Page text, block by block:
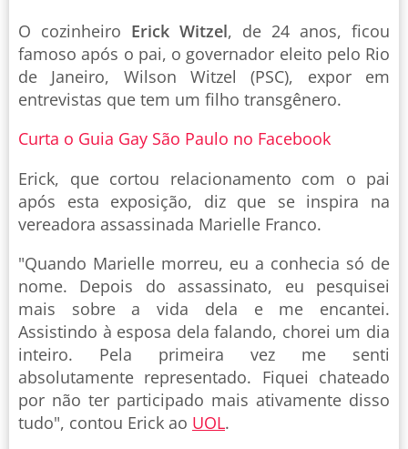
O cozinheiro Erick Witzel, de 24 anos, ficou
famoso após o pai, o governador eleito pelo Rio
de Janeiro, Wilson Witzel (PSC), expor em
entrevistas que tem um filho transgênero.
Curta o Guia Gay São Paulo no Facebook
Erick, que cortou relacionamento com o pai
após esta exposição, diz que se inspira na
vereadora assassinada Marielle Franco.
"Quando Marielle morreu, eu a conhecia só de
nome. Depois do assassinato, eu pesquisei
mais sobre a vida dela e me encantei.
Assistindo à esposa dela falando, chorei um dia
inteiro. Pela primeira vez me senti
absolutamente representado. Fiquei chateado
por não ter participado mais ativamente disso
tudo", contou Erick ao UOL.